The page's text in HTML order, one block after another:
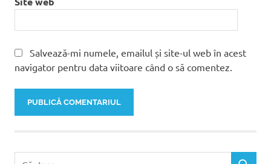
Salvează-mi numele, emailul și site-ul web în acest
navigator pentru data viitoare când o să comentez.